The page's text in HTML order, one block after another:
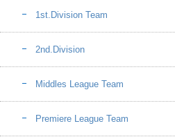
1st.Division Team
2nd.Division
Middles League Team
Premiere League Team